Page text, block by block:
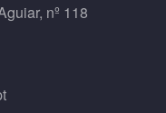
nº 118